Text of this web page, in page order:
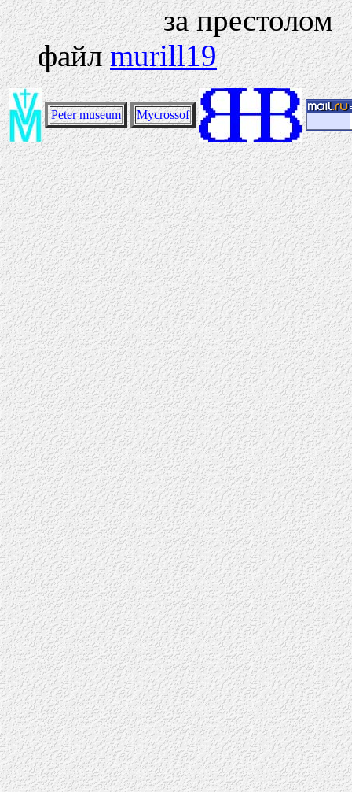
за престолом
файлmurill19
Peter museum Mycrossof